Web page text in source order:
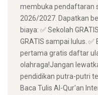
membuka pendaftaran
2026/2027. Dapatkan
biaya: ✅ Sekolah
GRATIS sampai lulus.
pertama gratis daftar
olahraga! ​Jangan
pendidikan putra-putri
Baca Tulis Al-Qur'an